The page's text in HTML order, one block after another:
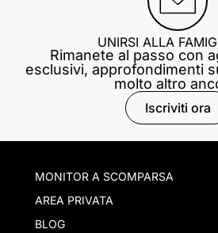
UNIRSI ALLA
Rimanete al passo con
esclusivi, approfondimenti
molto altro
Iscriviti ora
MONITOR A SCOMPARSA
AREA PRIVATA
BLOG